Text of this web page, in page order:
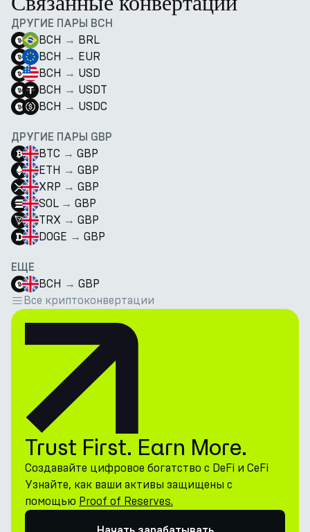
ДРУГИЕ ПАРЫ BCH
BCH → BRL
BCH → EUR
BCH → USD
BCH → USDT
BCH → USDC
ДРУГИЕ ПАРЫ GBP
BTC → GBP
ETH → GBP
XRP → GBP
SOL → GBP
TRX → GBP
DOGE → GBP
ЕЩЕ
BCH → GBP
Все криптоконвертации
Trust First. Earn More.
Создавайте цифровое богатство с DeFi и CeFi
Узнайте, как ваши активы защищены с
помощью Proof of Reserves.